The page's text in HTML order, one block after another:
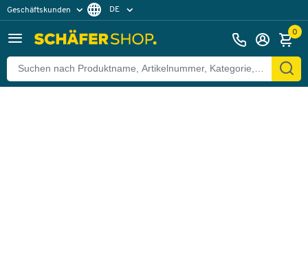
Geschäftskunden DE
0
Zurück